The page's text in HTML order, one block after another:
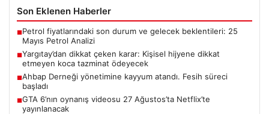
Son Eklenen Haberler
■Petrol fiyatlarındaki son durum ve gelecek beklentileri: 25
Mayıs Petrol Analizi
■Yargıtay’dan dikkat çeken karar: Kişisel hijyene dikkat
etmeyen koca tazminat ödeyecek
■Ahbap Derneği yönetimine kayyum atandı. Fesih süreci
başladı
■GTA 6’nın oynanış videosu 27 Ağustos’ta Netflix’te
yayınlanacak